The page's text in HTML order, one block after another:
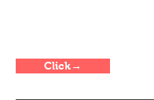
Click→